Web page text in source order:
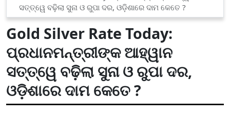
ସତ୍ତ୍ୱେ ବଢ଼ିଲା ସୁନା ଓ ରୁପା ଦର, ଓଡ଼ିଶାରେ ଦାମ କେତେ ?
Gold Silver Rate Today:
ପ୍ରଧାନମନ୍ତ୍ରୀଙ୍କ ଆହ୍ୱାନ
ସତ୍ତ୍ୱେ ବଢ଼ିଲା ସୁନା ଓ ରୁପା ଦର,
ଓଡ଼ିଶାରେ ଦାମ କେତେ ?